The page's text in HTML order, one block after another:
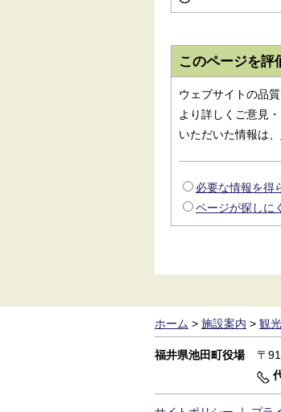
このページを評
ウェブサイトの品
より詳しくご意見
いただいた情報は、
必要な情報を得
ページが探しに
ホーム > 施設案内 > 観
福井県池田町役場 〒